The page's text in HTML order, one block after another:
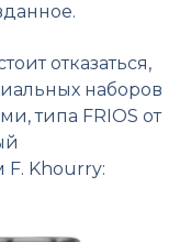
отказаться,
наборов
типа FRIOS от
Khourry: